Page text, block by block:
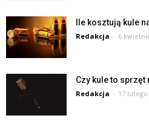
Ile kosztują kule
Redakcja - 6
Czy kule to
Redakcja - 17 lutego